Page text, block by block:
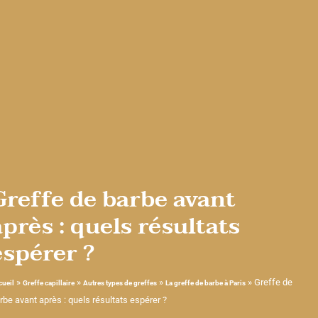
de barbe avant
: quels résultats
?
» Greffe capillaire» Autres types de greffes» La greffe de barbe à Paris» Greffe de
avant après : quels résultats espérer ?